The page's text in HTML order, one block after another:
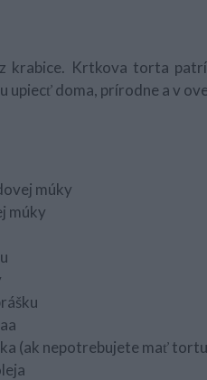
krabice. Krtkova torta
upiecť doma, prírodne a v
múky
múky
(ak nepotrebujete mať